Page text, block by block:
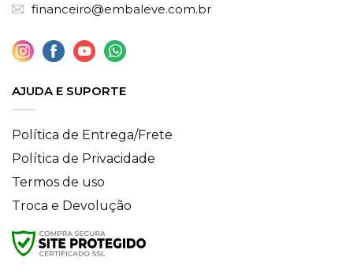
financeiro@embaleve.com.br
AJUDA E SUPORTE
Política de Entrega/Frete
Política de Privacidade
Termos de uso
Troca e Devolução